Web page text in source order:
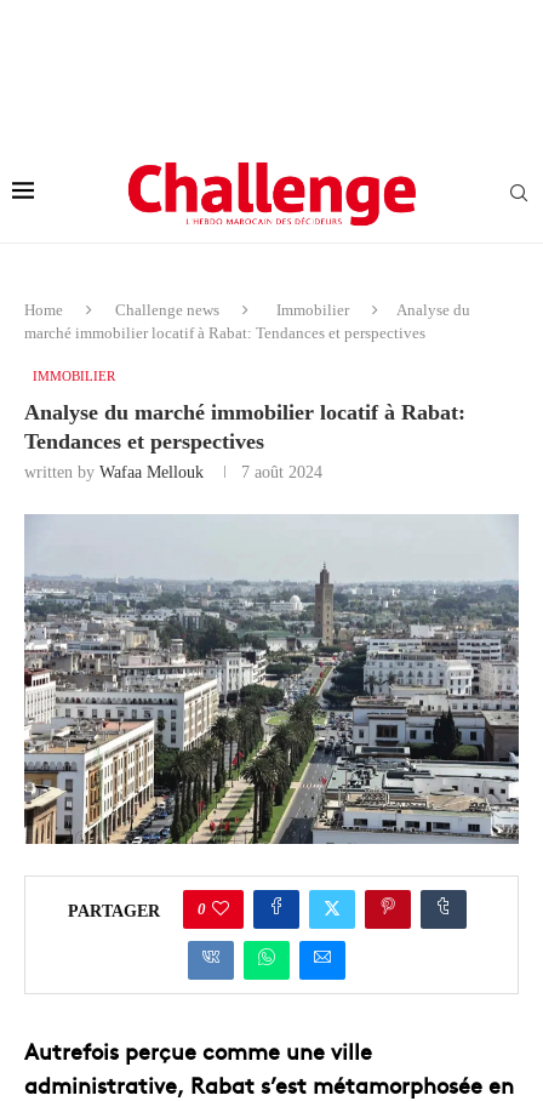
Home Challenge news Immobilier
Analyse du
marché immobilier locatif à Rabat: Tendances et perspectives
IMMOBILIER
Analyse du marché immobilier locatif à Rabat:
Tendances et perspectives
written by Wafaa Mellouk 7 août 2024
PARTAGER 0
Autrefois perçue comme une ville
administrative, Rabat s’est métamorphosée en